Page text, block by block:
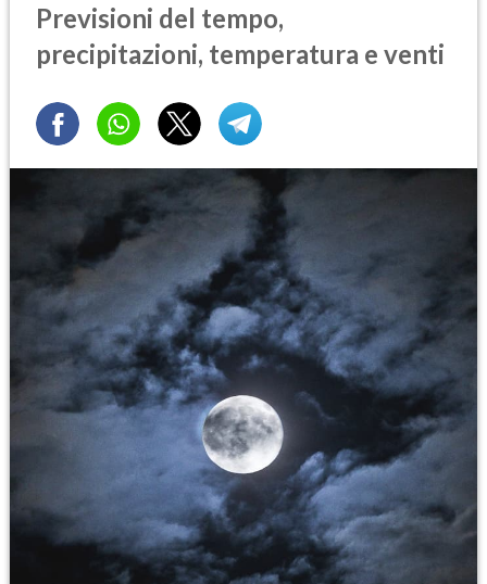
Previsioni del tempo,
precipitazioni, temperatura e venti